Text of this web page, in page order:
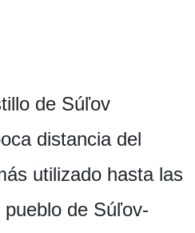
de Súľov
distancia del
utilizado hasta las
de Súľov-